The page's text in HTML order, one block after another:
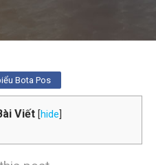
Bota Pos
Viết [hide